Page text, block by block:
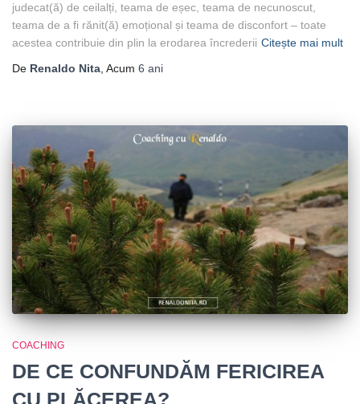
judecat(ă) de ceilalți, teama de eșec, teama de necunoscut,
teama de a fi rănit(ă) emoțional și teama de disconfort – toate
acestea contribuie din plin la erodarea încrederii Citește mai mult
De Renaldo Nita , Acum 6 ani
COACHING
DE CE CONFUNDĂM FERICIREA
CU PLĂCEREA?